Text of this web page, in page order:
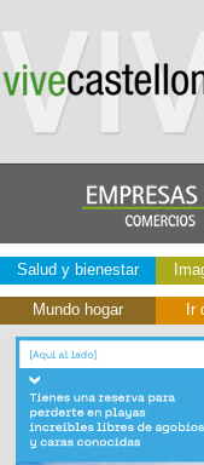
Salud y bienestar
Mundo hogar Ir